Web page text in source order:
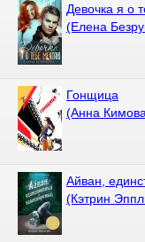
Девочка я о
(Елена
Гонщица
(Анна
Айван,
(Кэтрин